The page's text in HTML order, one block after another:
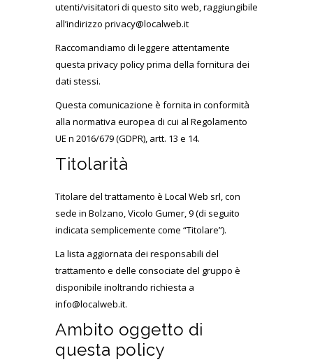
utenti/visitatori di questo sito web, raggiungibile
all’indirizzo privacy@localweb.it
Raccomandiamo di leggere attentamente
questa privacy policy prima della fornitura dei
dati stessi.
Questa comunicazione è fornita in conformità
alla normativa europea di cui al Regolamento
UE n 2016/679 (GDPR), artt. 13 e 14.
Titolarità
Titolare del trattamento è Local Web srl, con
sede in Bolzano, Vicolo Gumer, 9 (di seguito
indicata semplicemente come “Titolare”).
La lista aggiornata dei responsabili del
trattamento e delle consociate del gruppo è
disponibile inoltrando richiesta a
info@localweb.it.
Ambito oggetto di
questa policy